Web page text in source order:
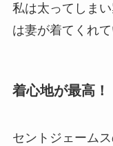
私は太ってしま
は妻が着てくれて
着心地が最高！
セントジェーム